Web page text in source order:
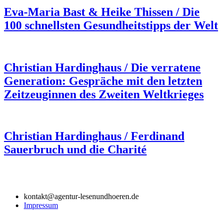
Eva-Maria Bast & Heike Thissen / Die
100 schnellsten Gesundheitstipps der Welt
Christian Hardinghaus / Die verratene
Generation: Gespräche mit den letzten
Zeitzeuginnen des Zweiten Weltkrieges
Christian Hardinghaus / Ferdinand
Sauerbruch und die Charité
kontakt@agentur-lesenundhoeren.de
Impressum